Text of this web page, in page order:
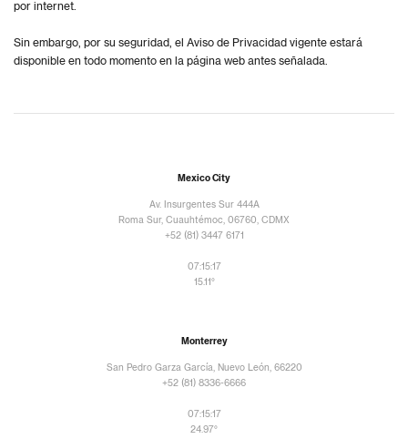
por internet.
Sin embargo, por su seguridad, el Aviso de Privacidad vigente estará
disponible en todo momento en la página web antes señalada.
Mexico City
Av. Insurgentes Sur 444A
Roma Sur, Cuauhtémoc, 06760, CDMX
+52 (81) 3447 6171
07:15:18
15.11°
Monterrey
San Pedro Garza García, Nuevo León, 66220
+52 (81) 8336-6666
07:15:18
24.97°